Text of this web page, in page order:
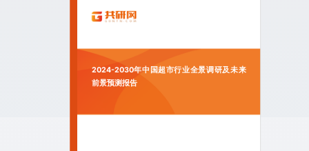
2024-2030年中国超市行业全景调研及未来
前景预测报告